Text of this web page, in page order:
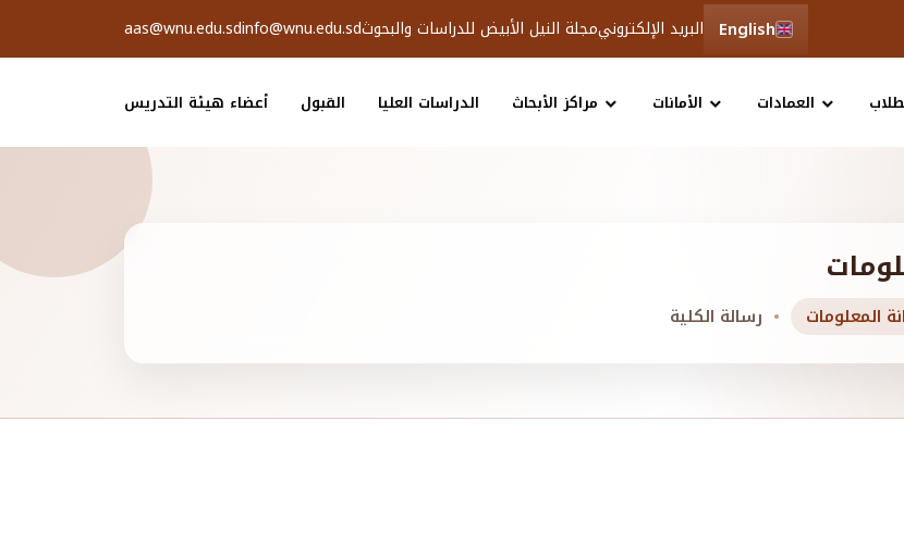
English البريد الإلكترونيمجلة النيل الأبيض للدراسات والبحوثinfo@wnu.edu.sd
aas@wnu.edu.sd
العمادات الأمانات مراكز الأبحاث الدراسات العليا القبول أعضاء هيئة التدريس
المعلومات رسالة الكلية